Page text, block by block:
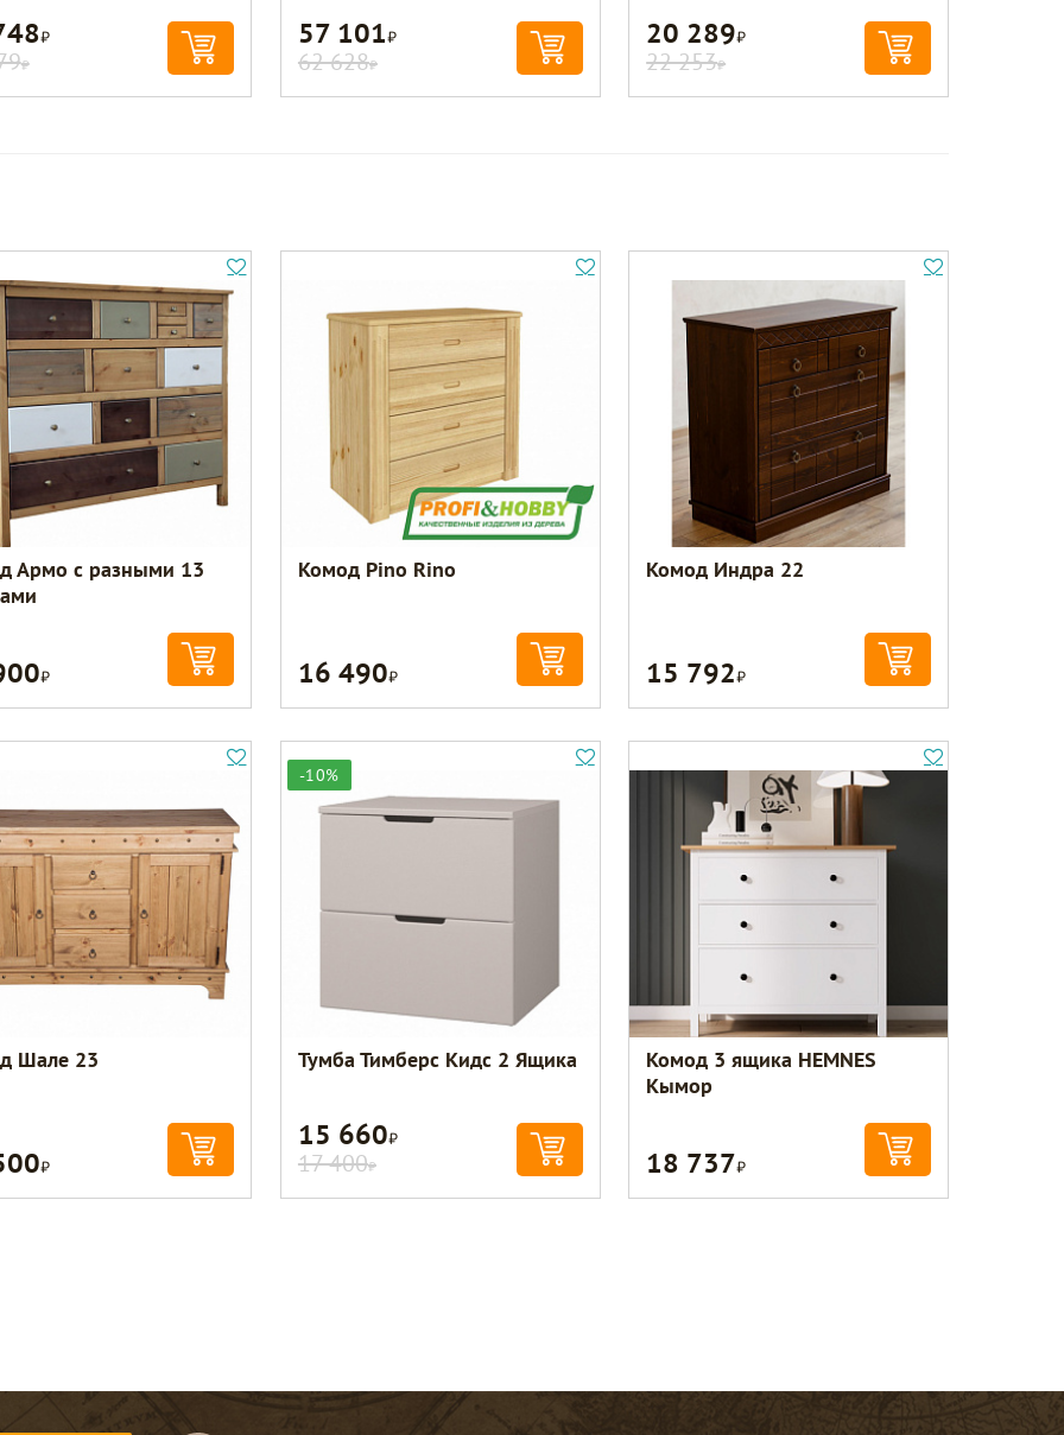
Р
Р
57 101Р
62 628Р
20 289Р
22 253Р
Армо с разными 13
Р
Комод Pino Rino
16 490Р
Комод Индра 22
15 792Р
Шале 23
Р
-10%
Тумба Тимберс Кидс 2 Ящика
15 660Р
17 400Р
Комод 3 ящика HEMNES
Кымор
18 737Р